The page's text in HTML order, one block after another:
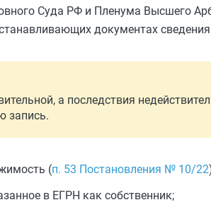
Суда РФ и Пленума Высшего
документах
а последствия
запись.
(п. 53 Постановления № 10/22
в ЕГРН как собственник;